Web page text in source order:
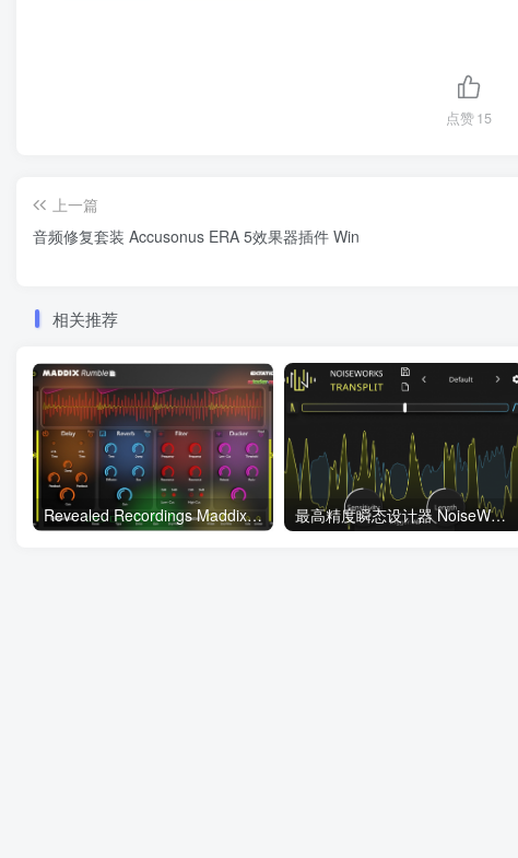
点赞15
上一篇
音频修复套装 Accusonus ERA 5效果器插件 Win
相关推荐
Revealed Recordings Maddix Rumble v1.0.2 WIN 最高精度瞬态设计器 NoiseWorks TranSplit v1.0.0 WIN